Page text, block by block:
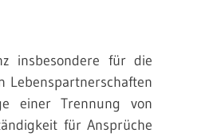
insbesondere für die
Lebenspartnerschaften
einer Trennung von
für Ansprüche